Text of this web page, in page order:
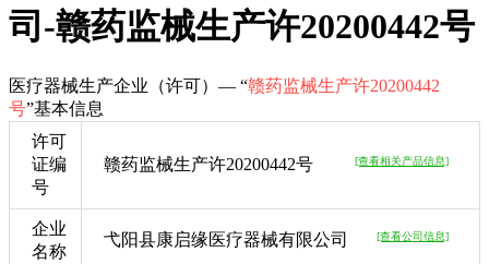
司-赣药监械生产许20200442号
医疗器械生产企业（许可）— “赣药监械生产许20200442
号”基本信息
许可
证编
号
赣药监械生产许20200442号 [查看相关产品信息]
企业
名称
弋阳县康启缘医疗器械有限公司 [查看公司信息]